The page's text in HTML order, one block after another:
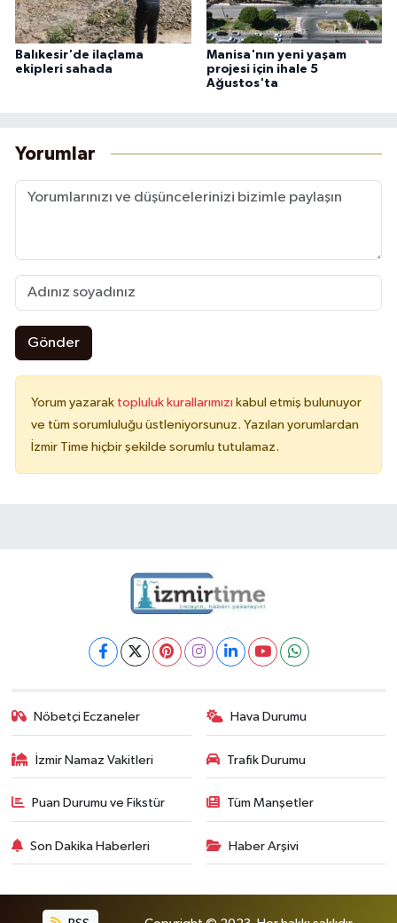
Balıkesir'de ilaçlama
ekipleri sahada
Manisa'nın yeni yaşam
projesi için ihale 5
Ağustos'ta
Yorumlar
Gönder
Yorum yazarak topluluk kurallarımızı kabul etmiş bulunuyor
ve tüm sorumluluğu üstleniyorsunuz. Yazılan yorumlardan
İzmir Time hiçbir şekilde sorumlu tutulamaz.
Nöbetçi Eczaneler Hava Durumu
İzmir Namaz Vakitleri Trafik Durumu
Puan Durumu ve Fikstür Tüm Manşetler
Son Dakika Haberleri Haber Arşivi